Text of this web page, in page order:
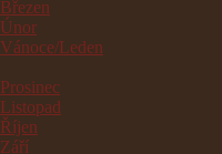
Březen
Únor
Vánoce/Leden
Prosinec
Listopad
Říjen
Září